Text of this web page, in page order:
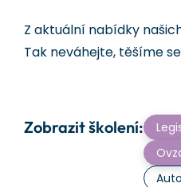
Z aktuální nabídky
Tak neváhejte, těšíme
Zobrazit školení: